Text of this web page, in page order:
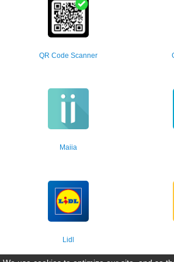
QR Code Scanner
Maiia
Lidl